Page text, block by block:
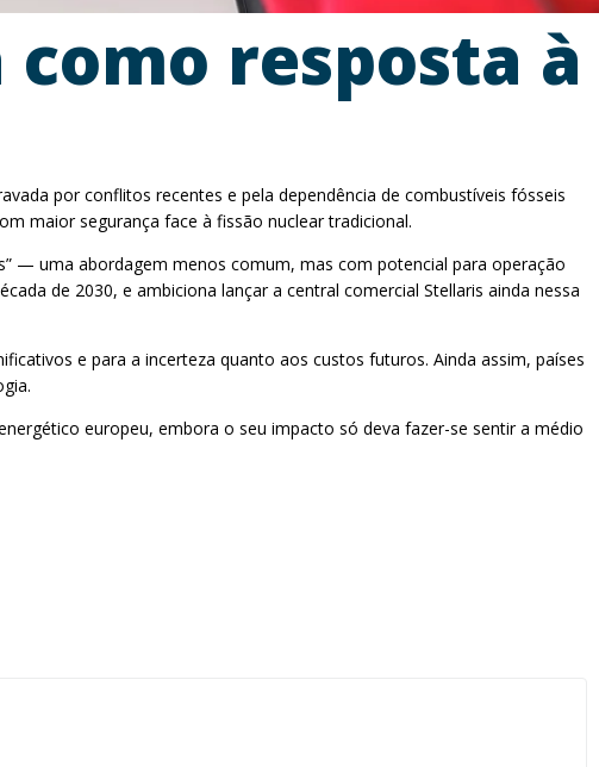
resposta à
por conflitos recentes e pela dependência de combustíveis fósseis
maior segurança face à fissão nuclear tradicional.
— uma abordagem menos comum, mas com potencial para operação
de 2030, e ambiciona lançar a central comercial Stellaris ainda nessa
e para a incerteza quanto aos custos futuros. Ainda assim, países
europeu, embora o seu impacto só deva fazer-se sentir a médio